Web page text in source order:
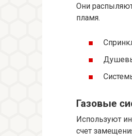
Они
пламя.
Газовые
Используют
счет